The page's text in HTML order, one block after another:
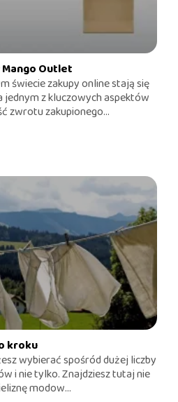
Outlet
świecie zakupy online stają się
jednym z kluczowych aspektów
zwrotu zakupionego...
kroku
wybierać spośród dużej liczby
i nie tylko. Znajdziesz tutaj nie
modow...